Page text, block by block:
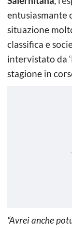
entusiasmante
situazione
classifica e
intervistato da
stagione in
“Avrei anche